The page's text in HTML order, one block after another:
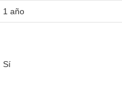
1 año
Sí